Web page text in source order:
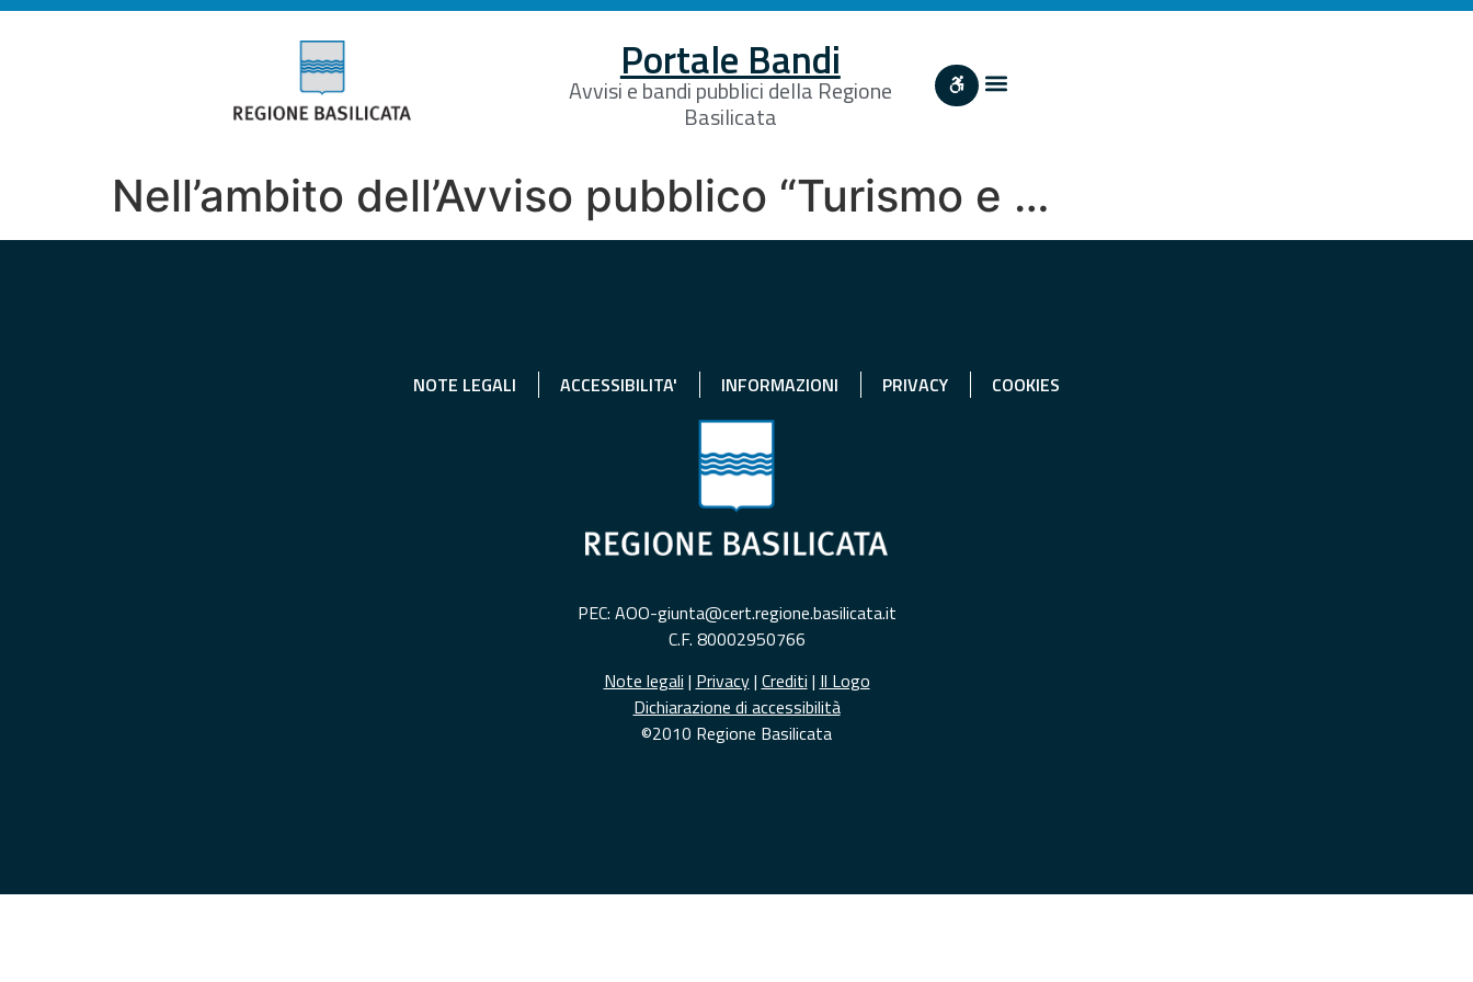
Portale Bandi
Avvisi e bandi pubblici della Regione
Basilicata
Nell’ambito dell’Avviso pubblico “Turismo e …
NOTE LEGALI ACCESSIBILITA' INFORMAZIONI PRIVACY COOKIES
PEC: AOO-giunta@cert.regione.basilicata.it
C.F. 80002950766
Note legali | Privacy| Crediti | Il Logo
Dichiarazione di accessibilità
©2010 Regione Basilicata